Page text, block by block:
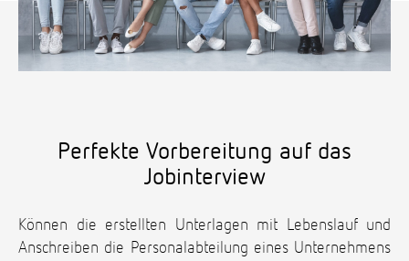
Perfekte Vorbereitung auf das
Jobinterview
Können die erstellten Unterlagen mit Lebenslauf und
Anschreiben die Personalabteilung eines Unternehmens